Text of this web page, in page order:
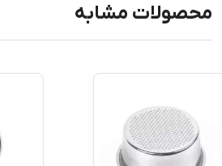
محصولات مشابه